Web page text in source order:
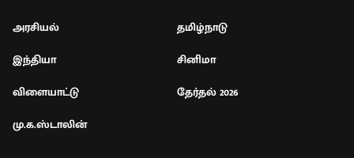
அரசியல்
தமிழ்நாடு
இந்தியா
சினிமா
விளையாட்டு
தேர்தல் 2026
மு.க.ஸ்டாலின்